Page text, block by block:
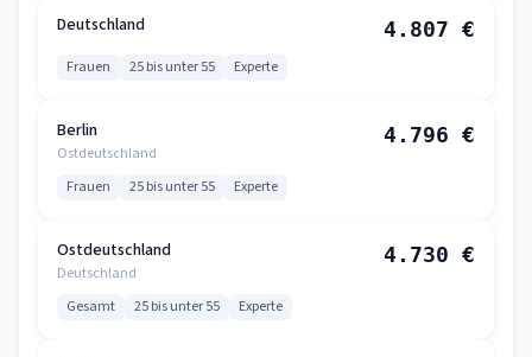
Deutschland 4.807 €
Frauen 25 bis unter 55 Experte
Berlin
Ostdeutschland
4.796 €
Frauen 25 bis unter 55 Experte
Ostdeutschland
Deutschland
4.730 €
Gesamt 25 bis unter 55 Experte